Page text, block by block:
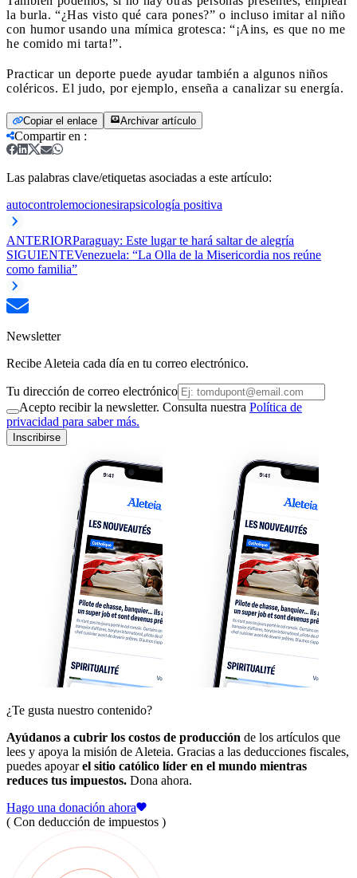
la burla. “¿Has visto qué cara pones?” o incluso imitar al niño
con humor usando una mímica grotesca: “¡Ains, es que no me
he comido mi tarta!”.
Practicar un deporte puede ayudar también a algunos niños
coléricos. El judo, por ejemplo, enseña a canalizar su energía.
Copiar el enlace Archivar artículo
Compartir en :
Las palabras clave/etiquetas asociadas a este artículo:
autocontrolemocionesirapsicología positiva
ANTERIORParaguay: Este lugar te hará saltar de alegría
SIGUIENTEVenezuela: “La Olla de la Misericordia nos reúne
como familia”
Newsletter
Recibe Aleteia cada día en tu correo electrónico.
Tu dirección de correo electrónico
Acepto recibir la newsletter. Consulta nuestra Política de
privacidad para saber más.
Inscribirse
¿Te gusta nuestro contenido?
Ayúdanos a cubrir los costos de producción de los artículos que
lees y apoya la misión de Aleteia. Gracias a las deducciones fiscales,
puedes apoyarel sitio católico líder en el mundo mientras
reduces tus impuestos. Dona ahora.
Hago una donación ahora
( Con deducción de impuestos )